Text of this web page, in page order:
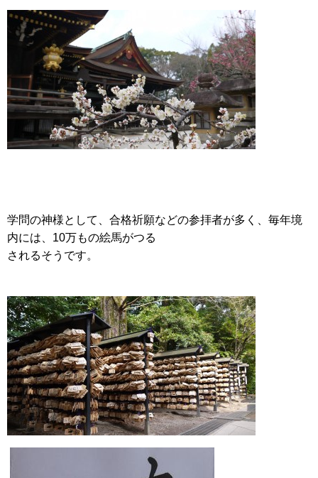
学問の神様として、合格祈願などの参拝者が多く、毎年境
内には、10万もの絵馬がつる
されるそうです。